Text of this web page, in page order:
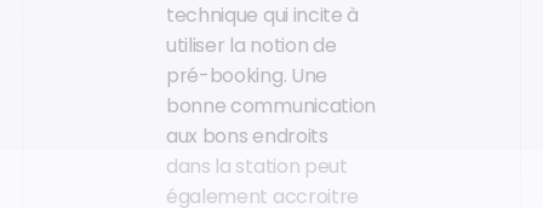
technique qui incite à
utiliser la notion de
pré-booking. Une
bonne communication
aux bons endroits
dans la station peut
également accroitre